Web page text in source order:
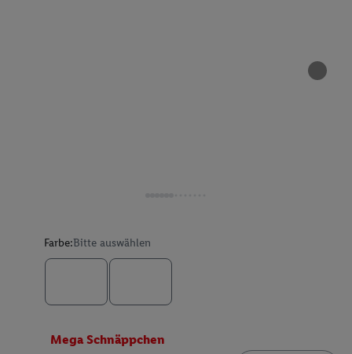
Farbe:Bitte auswählen
Mega Schnäppchen